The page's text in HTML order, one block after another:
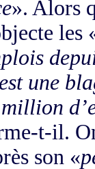
». Alors
les
une
t-il.
son «